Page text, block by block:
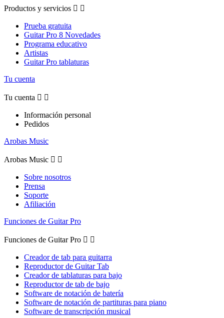
Productos y servicios  
Prueba gratuita
Guitar Pro 8 Novedades
Programa educativo
Artistas
Guitar Pro tablaturas
Tu cuenta
Tu cuenta  
Información personal
Pedidos
Arobas Music
Arobas Music  
Sobre nosotros
Prensa
Soporte
Afiliación
Funciones de Guitar Pro
Funciones de Guitar Pro  
Creador de tab para guitarra
Reproductor de Guitar Tab
Creador de tablaturas para bajo
Reproductor de tab de bajo
Software de notación de batería
Software de notación de partituras para piano
Software de transcripción musical